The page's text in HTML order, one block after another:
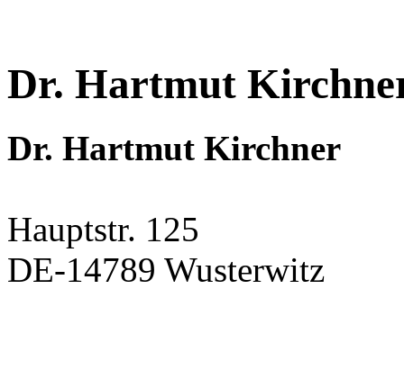
Dr. Hartmut
Dr. Hartmut Kirchner
Hauptstr. 125
DE-14789 Wusterwitz